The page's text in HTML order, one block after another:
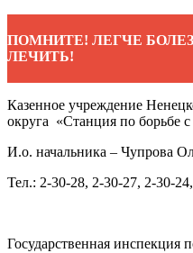
ПОМНИТЕ! ЛЕГЧЕ
ЛЕЧИТЬ!
Казенное учреждение
округа «Станция по борьбе
И.о. начальника – Чупрова
Тел.: 2-30-28, 2-30-27, 2-30-
Государственная инспекция